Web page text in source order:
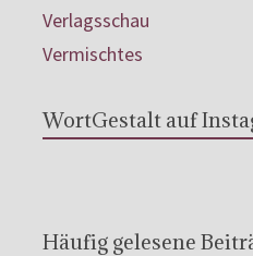
Verlagsschau
Vermischtes
WortGestalt auf
Häufig gelesene